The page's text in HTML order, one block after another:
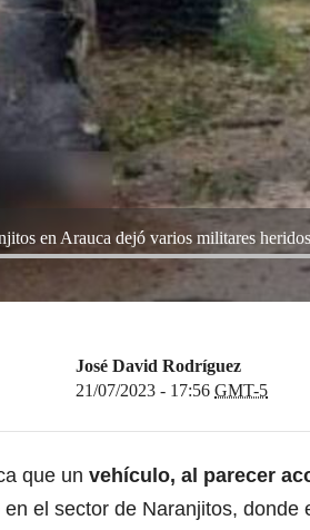
en Arauca dejó varios militares heridos
José David Rodríguez
21/07/2023 - 17:56 GMT-5
que un vehículo, al parecer
el sector de Naranjitos, donde